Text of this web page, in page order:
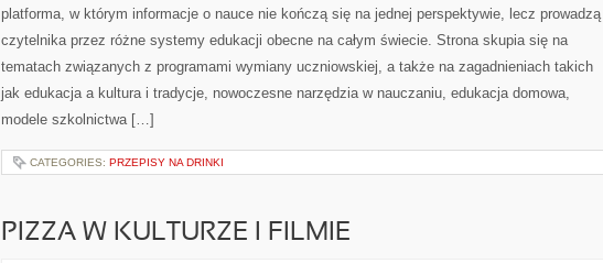
platforma, w którym informacje o nauce nie kończą się na jednej perspektywie, lecz prowadzą
czytelnika przez różne systemy edukacji obecne na całym świecie. Strona skupia się na
tematach związanych z programami wymiany uczniowskiej, a także na zagadnieniach takich
jak edukacja a kultura i tradycje, nowoczesne narzędzia w nauczaniu, edukacja domowa,
modele szkolnictwa […]
CATEGORIES: PRZEPISY NA DRINKI
PIZZA W KULTURZE I FILMIE